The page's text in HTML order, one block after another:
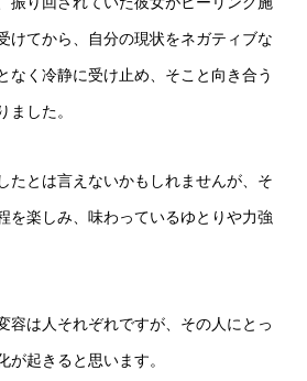
けてから、自分の現状をネガティブな
なく冷静に受け止め、そこと向き合う
ました。
たとは言えないかもしれませんが、そ
を楽しみ、味わっているゆとりや力強
容は人それぞれですが、その人にとっ
が起きると思います。